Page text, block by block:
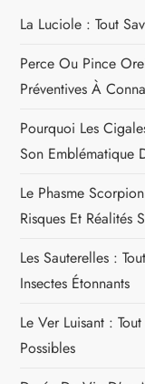
a
t
i
o
n
d
e
l
’
La Luciole : Tout
Perce Ou Pince
Préventives À
Pourquoi Les
Son Emblématique
Le Phasme
Risques Et Réalités
Les Sauterelles :
Insectes Étonnants
Le Ver Luisant :
Possibles